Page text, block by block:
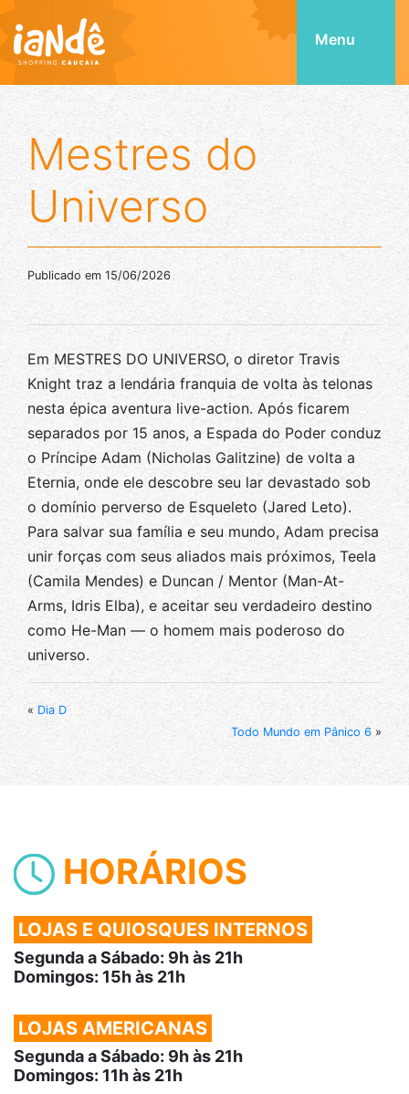
Menu
Mestres do
Universo
Publicado em 15/06/2026
Em MESTRES DO UNIVERSO, o diretor Travis
Knight traz a lendária franquia de volta às telonas
nesta épica aventura live-action. Após ficarem
separados por 15 anos, a Espada do Poder conduz
o Príncipe Adam (Nicholas Galitzine) de volta a
Eternia, onde ele descobre seu lar devastado sob
o domínio perverso de Esqueleto (Jared Leto).
Para salvar sua família e seu mundo, Adam precisa
unir forças com seus aliados mais próximos, Teela
(Camila Mendes) e Duncan / Mentor (Man-At-
Arms, Idris Elba), e aceitar seu verdadeiro destino
como He-Man — o homem mais poderoso do
universo.
« Dia D
Todo Mundo em Pânico 6 »
HORÁRIOS
LOJAS E QUIOSQUES INTERNOS
Segunda a Sábado: 9h às 21h
Domingos: 15h às 21h
LOJAS AMERICANAS
Segunda a Sábado: 9h às 21h
Domingos: 11h às 21h